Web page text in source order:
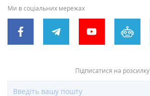
Ми в соціальних мережах
Підписатися на розсилку